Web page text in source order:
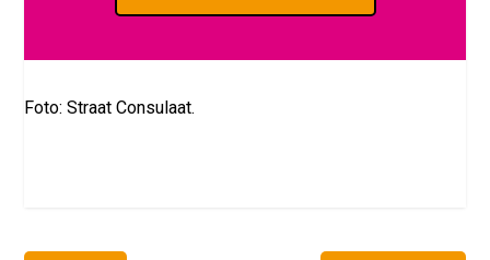
Foto: Straat Consulaat.